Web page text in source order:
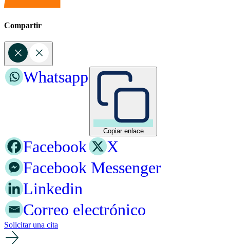
Compartir
Copiar enlace
Whatsapp
Facebook
X
Facebook Messenger
Linkedin
Correo electrónico
Solicitar una cita